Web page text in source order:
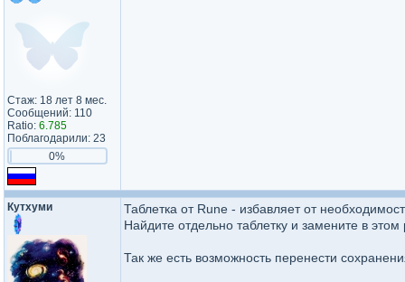
Стаж: 18 лет 8 мес.
Сообщений: 110
Ratio: 6.785
Поблагодарили: 23
0%
Кутхуми
Таблетка от Rune - избавляет от
Найдите отдельно таблетку и замените в этом
Так же есть возможность перенести